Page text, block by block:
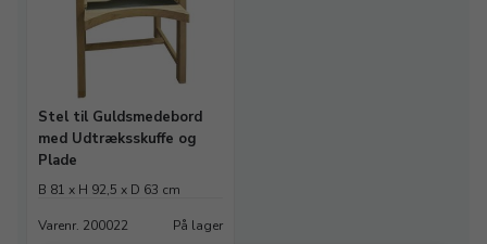
Stel til Guldsmedebord
med Udtræksskuffe og
Plade
B 81 x H 92,5 x D 63 cm
Varenr. 200022 På lager